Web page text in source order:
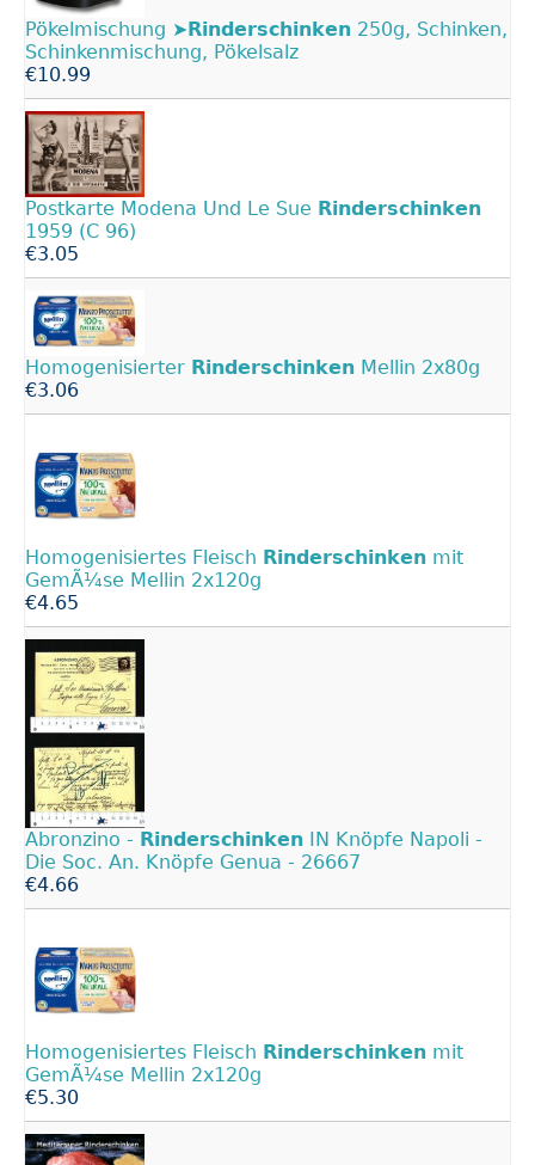
Pökelmischung ➤Rinderschinken 250g, Schinken,
Schinkenmischung, Pökelsalz
€10.99
Postkarte Modena Und Le Sue Rinderschinken
1959 (C 96)
€3.05
Homogenisierter Rinderschinken Mellin 2x80g
€3.06
Homogenisiertes Fleisch Rinderschinken mit
GemÃ¼se Mellin 2x120g
€4.65
Abronzino - Rinderschinken IN Knöpfe Napoli -
Die Soc. An. Knöpfe Genua - 26667
€4.66
Homogenisiertes Fleisch Rinderschinken mit
GemÃ¼se Mellin 2x120g
€5.30